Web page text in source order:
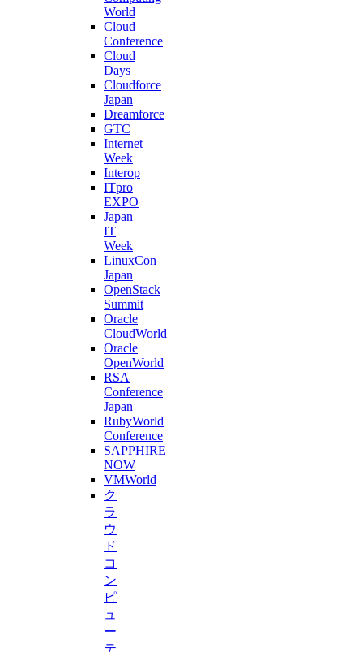
World
Cloud
Conference
Cloud
Days
Cloudforce
Japan
Dreamforce
GTC
Internet
Week
Interop
ITpro
EXPO
Japan
IT
Week
LinuxCon
Japan
OpenStack
Summit
Oracle
CloudWorld
Oracle
OpenWorld
RSA
Conference
Japan
RubyWorld
Conference
SAPPHIRE
NOW
VMWorld
ク
ラ
ウ
ド
コ
ン
ピ
ュ
ー
テ